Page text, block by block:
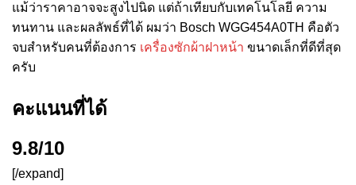
แม้ว่าราคาอาจจะสูงไปนิด แต่ถ้าเทียบกับเทคโนโลยี ความ
ทนทาน และผลลัพธ์ที่ได้ ผมว่า Bosch WGG454A0TH คือตัว
จบสำหรับคนที่ต้องการ เครื่องซักผ้าฝาหน้า ขนาดเล็กที่ดีที่สุด
ครับ
คะแนนที่ได้
9.8/10
[/expand]